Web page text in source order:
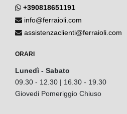
+390818651191
info@ferraioli.com
assistenzaclienti@ferraioli.com
ORARI
Lunedì - Sabato
09.30 - 12.30 | 16.30 - 19.30
Giovedi Pomeriggio Chiuso